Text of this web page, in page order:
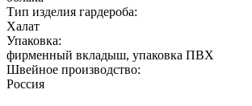
Тип изделия гардероба:
Халат
Упаковка:
фирменный вкладыш, упаковка ПВХ
Швейное производство:
Россия